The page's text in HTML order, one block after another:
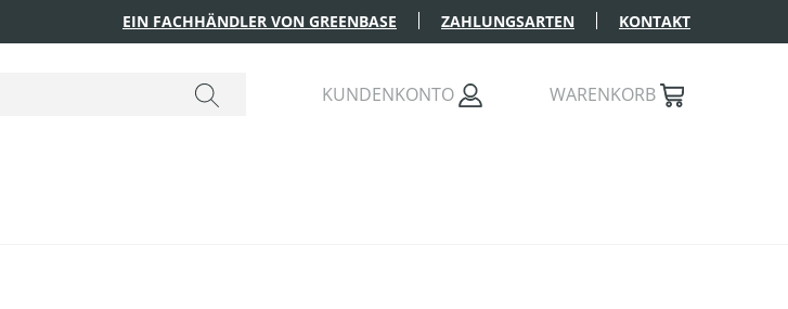
EIN FACHHÄNDLER VON GREENBASE ZAHLUNGSARTEN KONTAKT
KUNDENKONTO WARENKORB